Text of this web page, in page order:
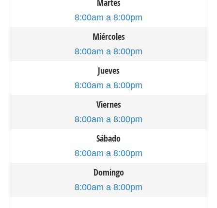
Martes
8:00am a 8:00pm
Miércoles
8:00am a 8:00pm
Jueves
8:00am a 8:00pm
Viernes
8:00am a 8:00pm
Sábado
8:00am a 8:00pm
Domingo
8:00am a 8:00pm